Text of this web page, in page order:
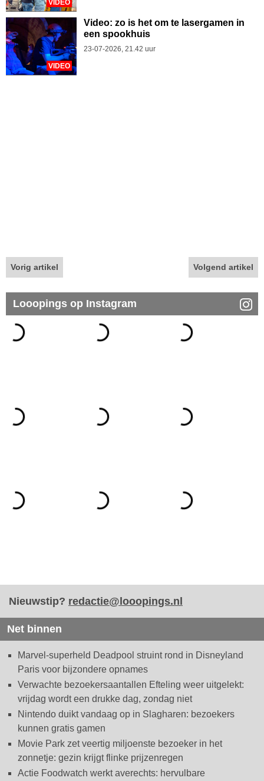
VIDEO
VIDEO
Video: zo is het om te lasergamen in
een spookhuis
23-07-2026, 21.42 uur
Vorig artikel Volgend artikel
Looopings op Instagram
Nieuwstip? redactie@looopings.nl
Net binnen
Marvel-superheld Deadpool struint rond in Disneyland
Paris voor bijzondere opnames
Verwachte bezoekersaantallen Efteling weer uitgelekt:
vrijdag wordt een drukke dag, zondag niet
Nintendo duikt vandaag op in Slagharen: bezoekers
kunnen gratis gamen
Movie Park zet veertig miljoenste bezoeker in het
zonnetje: gezin krijgt flinke prijzenregen
Actie Foodwatch werkt averechts: hervulbare